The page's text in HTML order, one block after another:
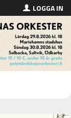
LOGGA IN